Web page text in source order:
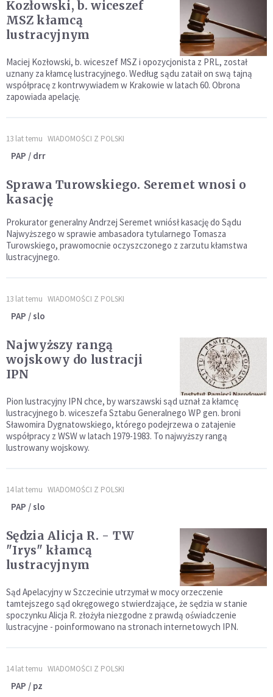
Kozłowski, b. wiceszef
MSZ kłamcą
lustracyjnym
Maciej Kozłowski, b. wiceszef MSZ i opozycjonista z PRL, został
uznany za kłamcę lustracyjnego. Według sądu zataił on swą tajną
współpracę z kontrwywiadem w Krakowie w latach 60. Obrona
zapowiada apelację.
13 lat temu WIADOMOŚCI Z POLSKI
PAP / drr
Sprawa Turowskiego. Seremet wnosi o
kasację
Prokurator generalny Andrzej Seremet wniósł kasację do Sądu
Najwyższego w sprawie ambasadora tytularnego Tomasza
Turowskiego, prawomocnie oczyszczonego z zarzutu kłamstwa
lustracyjnego.
13 lat temu WIADOMOŚCI Z POLSKI
PAP / slo
Najwyższy rangą
wojskowy do lustracji
IPN
Pion lustracyjny IPN chce, by warszawski sąd uznał za kłamcę
lustracyjnego b. wiceszefa Sztabu Generalnego WP gen. broni
Sławomira Dygnatowskiego, którego podejrzewa o zatajenie
współpracy z WSW w latach 1979-1983. To najwyższy rangą
lustrowany wojskowy.
14 lat temu WIADOMOŚCI Z POLSKI
PAP / slo
Sędzia Alicja R. - TW
"Irys" kłamcą
lustracyjnym
Sąd Apelacyjny w Szczecinie utrzymał w mocy orzeczenie
tamtejszego sąd okręgowego stwierdzające, że sędzia w stanie
spoczynku Alicja R. złożyła niezgodne z prawdą oświadczenie
lustracyjne - poinformowano na stronach internetowych IPN.
14 lat temu WIADOMOŚCI Z POLSKI
PAP / pz